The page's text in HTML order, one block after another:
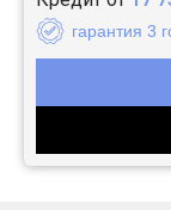
гарантия 3